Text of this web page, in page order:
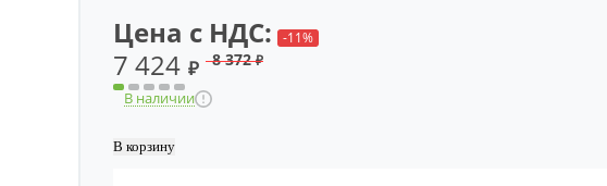
Цена с НДС: -11%
7 424₽ 8 372₽
В наличии